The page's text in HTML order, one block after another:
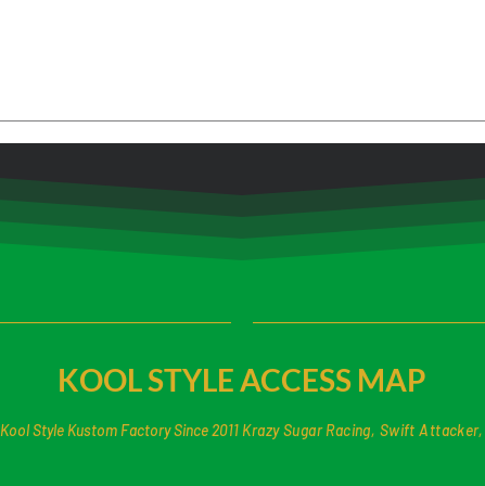
KOOL STYLE ACCESS MAP
Kool Style Kustom Factory Since 2011Krazy Sugar Racing, Swift Attacker,